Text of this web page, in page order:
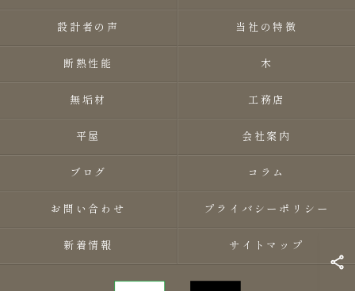
設計者の声 当社の特徴
断熱性能 木
無垢材 工務店
平屋 会社案内
ブログ コラム
お問い合わせ プライバシーポリシー
新着情報 サイトマップ